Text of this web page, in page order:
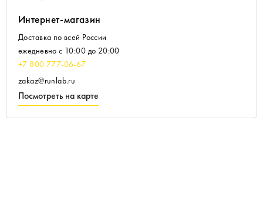
Интернет-магазин
Доставка по всей России
ежедневно с 10:00 до 20:00
+7 800 777-06-67
zakaz@runlab.ru
Посмотреть на карте